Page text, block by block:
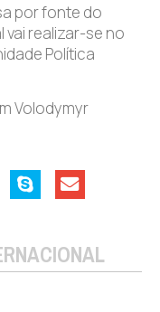
por fonte do
vai realizar-se no
Política
Volodymyr